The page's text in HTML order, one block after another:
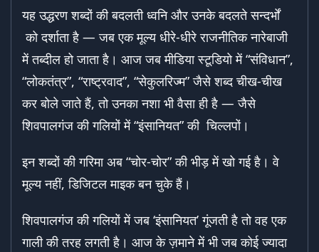
यह उद्धरण शब्दों की बदलती ध्वनि और उनके बदलते सन्दर्भों
को दर्शाता है — जब एक मूल्य धीरे-धीरे राजनीतिक नारेबाजी
में तब्दील हो जाता है। आज जब मीडिया स्टूडियो में “संविधान”,
“लोकतंत्र”, “राष्ट्रवाद”, “सेकुलरिज्म” जैसे शब्द चीख-चीख
कर बोले जाते हैं, तो उनका नशा भी वैसा ही है — जैसे
शिवपालगंज की गलियों में “इंसानियत” की चिल्लपों।
इन शब्दों की गरिमा अब “चोर-चोर” की भीड़ में खो गई है। वे
मूल्य नहीं, डिजिटल माइक बन चुके हैं।
शिवपालगंज की गलियों में जब ‘इंसानियत’ गूंजती है तो वह एक
गाली की तरह लगती है। आज के ज़माने में भी जब कोई ज्यादा